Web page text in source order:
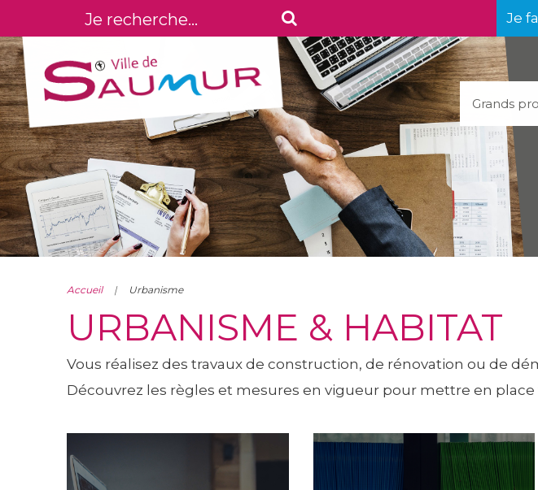
Je
Grands
Accueil Urbanisme
URBANISME & HABITAT
Vous réalisez des travaux de construction, de rénovation ou de
Découvrez les règles et mesures en vigueur pour mettre en place